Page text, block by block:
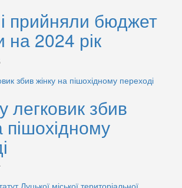
прийняли бюджет
на 2024 рік
легковик збив
пішохідному